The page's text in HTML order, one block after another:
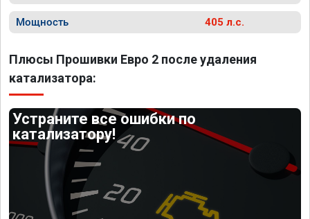
Мощность 405 л.с.
Плюсы Прошивки Евро 2 после удаления
катализатора:
Устраните все ошибки по
катализатору!